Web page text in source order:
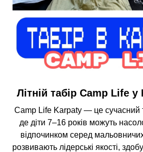
Літній табір Camp Life у
Camp Life Karpaty — це сучасний
де діти 7–16 років можуть
відпочинком серед
розвивають лідерські якості,